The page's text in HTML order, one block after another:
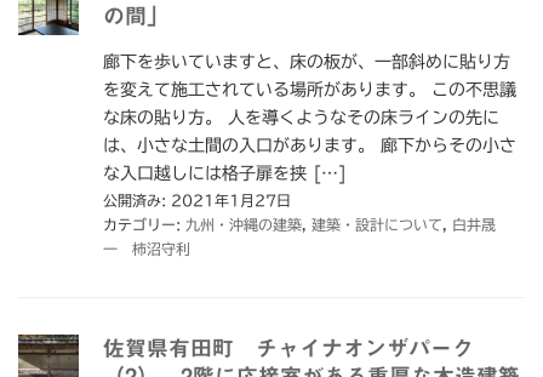
の間」
廊下を歩いていますと、床の板が、一部斜めに貼り方
を変えて施工されている場所があります。 この不思議
な床の貼り方。 人を導くようなその床ラインの先に
は、小さな土間の入口があります。 廊下からその小さ
な入口越しには格子扉を挟 […]
公開済み: 2021年1月27日
カテゴリー: 九州・沖縄の建築 建築・設計について
白井晟
一 柿沼守利
佐賀県有田町 チャイナオンザパーク